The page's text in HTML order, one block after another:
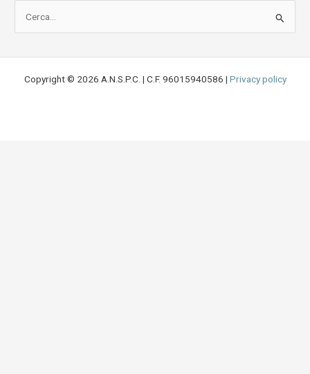
Copyright © 2026 A.N.S.P.C. | C.F. 96015940586 | Privacy policy